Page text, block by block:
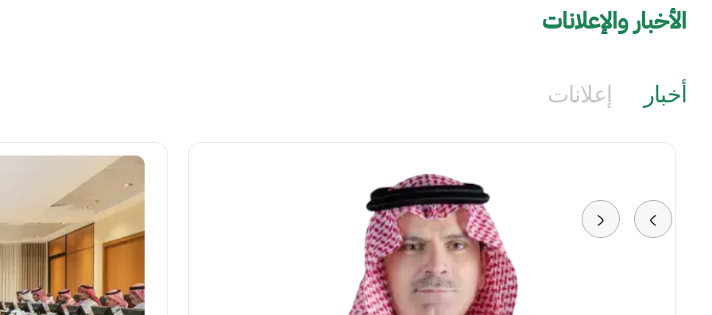
الأخبار والإعلانات
أخبار إعلانات
الصورة